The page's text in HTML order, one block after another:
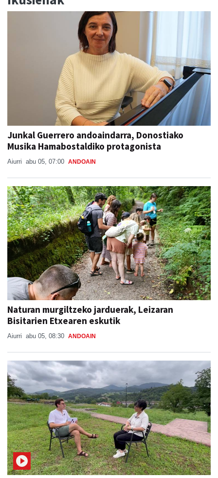
Junkal Guerrero andoaindarra, Donostiako
Musika Hamabostaldiko protagonista
Aiurri abu 05, 07:00 ANDOAIN
Naturan murgiltzeko jarduerak, Leizaran
Bisitarien Etxearen eskutik
Aiurri abu 05, 08:30 ANDOAIN